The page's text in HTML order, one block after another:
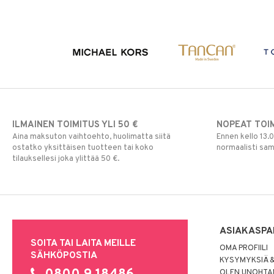
ILMAINEN TOIMITUS YLI 50 €
Aina maksuton vaihtoehto, huolimatta siitä
ostatko yksittäisen tuotteen tai koko
tilauksellesi joka ylittää 50 €.
NOPEAT
Ennen kello
normaalisti
SOITA TAI LAITA MEILLE
SÄHKÖPOSTIA
OMA PROFIILI
KYSYMYKSIÄ